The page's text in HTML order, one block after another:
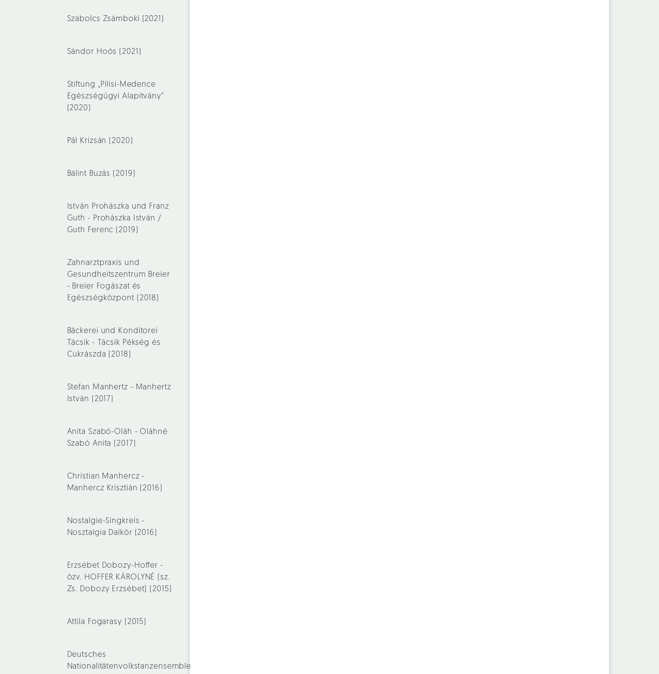
Szabolcs Zsámboki (2021)
Sándor Hoós (2021)
Stiftung „Pilisi-Medence
Egészségügyi Alapítvány”
(2020)
Pál Krizsán (2020)
Bálint Buzás (2019)
István Prohászka und Franz
Guth - Prohászka István /
Guth Ferenc (2019)
Zahnarztpraxis und
Gesundheitszentrum Breier
- Breier Fogászat és
Egészségközpont (2018)
Bäckerei und Konditorei
Tácsik - Tácsik Pékség és
Cukrászda (2018)
Stefan Manhertz - Manhertz
István (2017)
Anita Szabó-Oláh - Oláhné
Szabó Anita (2017)
Christian Manhercz -
Manhercz Krisztián (2016)
Nostalgie-Singkreis -
Nosztalgia Dalkör (2016)
Erzsébet Dobozy-Hoffer -
özv. HOFFER KÁROLYNÉ [sz.
Zs. Dobozy Erzsébet] (2015)
Attila Fogarasy (2015)
Deutsches
Nationalitätenvolkstanzensemble